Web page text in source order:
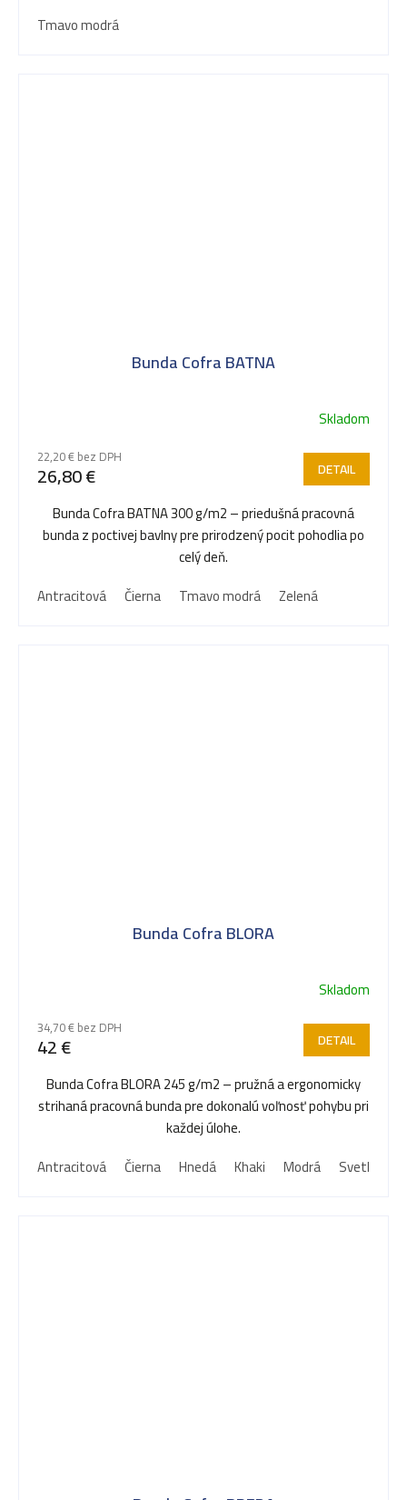
Tmavo modrá
Bunda Cofra BATNA
Skladom
22,20 € bez DPH
26,80 € DETAIL
Bunda Cofra BATNA 300 g/m2 – priedušná pracovná
bunda z poctivej bavlny pre prirodzený pocit pohodlia po
celý deň.
Antracitová
Čierna Tmavo modrá Zelená
Bunda Cofra BLORA
Skladom
34,70 € bez DPH
42 € DETAIL
Bunda Cofra BLORA 245 g/m2 – pružná a ergonomicky
strihaná pracovná bunda pre dokonalú voľnosť pohybu pri
každej úlohe.
Antracitová
Čierna Hnedá Khaki Modrá Svetlo